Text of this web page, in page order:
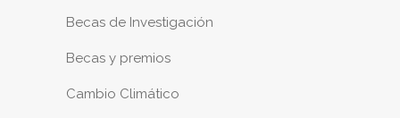
Becas de Investigación
Becas y premios
Cambio Climático